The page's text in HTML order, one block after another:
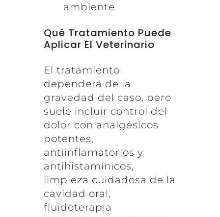
ambiente
Qué Tratamiento Puede
Aplicar El Veterinario
El tratamiento
dependerá de la
gravedad del caso, pero
suele incluir control del
dolor con analgésicos
potentes,
antiinflamatorios y
antihistamínicos,
limpieza cuidadosa de la
cavidad oral,
fluidoterapia